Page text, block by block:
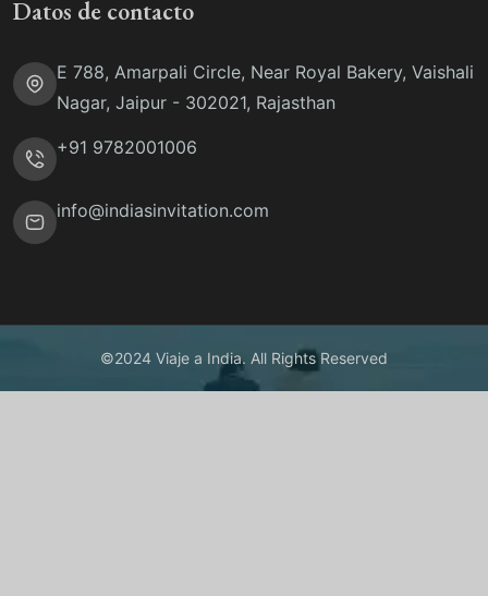
Datos de contacto
E 788, Amarpali Circle, Near Royal Bakery, Vaishali
Nagar, Jaipur - 302021, Rajasthan
+91 9782001006
info@indiasinvitation.com
©2024 Viaje a India. All Rights Reserved